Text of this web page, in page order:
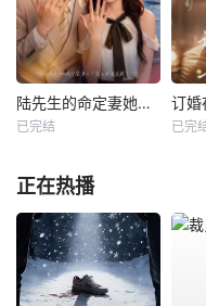
陆先生的命定妻她飒又野
已完结 已完
正在热播